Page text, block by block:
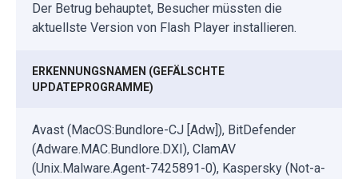
Der Betrug behauptet, Besucher müssten die
aktuellste Version von Flash Player installieren.
ERKENNUNGSNAMEN (GEFÄLSCHTE
UPDATEPROGRAMME)
Avast (MacOS:Bundlore-CJ [Adw]), BitDefender
(Adware.MAC.Bundlore.DXI), ClamAV
(Unix.Malware.Agent-7425891-0), Kaspersky (Not-a-